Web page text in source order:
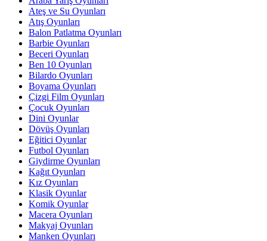
Ateş ve Su Oyunları
Atış Oyunları
Balon Patlatma Oyunları
Barbie Oyunları
Beceri Oyunları
Ben 10 Oyunları
Bilardo Oyunları
Boyama Oyunları
Çizgi Film Oyunları
Çocuk Oyunları
Dini Oyunlar
Dövüş Oyunları
Eğitici Oyunlar
Futbol Oyunları
Giydirme Oyunları
Kağıt Oyunları
Kız Oyunları
Klasik Oyunlar
Komik Oyunlar
Macera Oyunları
Makyaj Oyunları
Manken Oyunları